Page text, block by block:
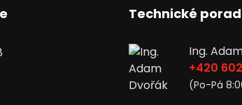
Technické
Ing.
+420
(Po-Pá